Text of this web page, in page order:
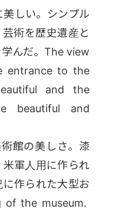
しい。シンプル
術を歴史遺産と
んだ。The view
entrance to the
and the
beautiful and
館の美しさ。漆
軍人用に作られ
作られた大型お
of the museum.